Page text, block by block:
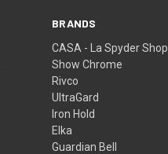
BRANDS
CASA - La Spyder Shop
Show Chrome
Rivco
UltraGard
Iron Hold
Elka
Guardian Bell